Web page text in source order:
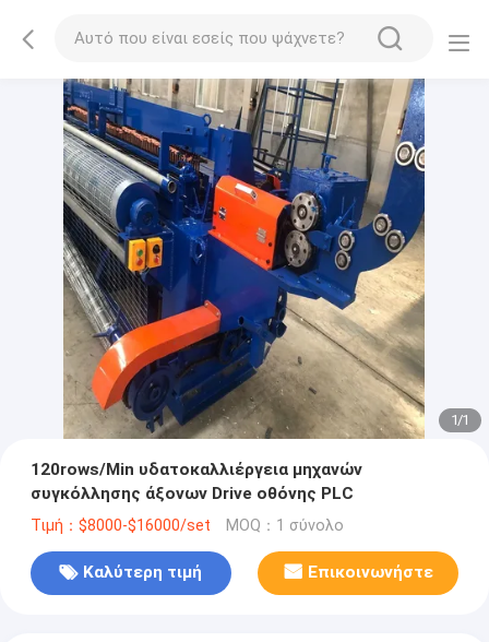
1/1
120rows/Min υδατοκαλλιέργεια μηχανών
συγκόλλησης άξονων Drive οθόνης PLC
Τιμή：$8000-$16000/set MOQ：1 σύνολο
Καλύτερη τιμή Επικοινωνήστε